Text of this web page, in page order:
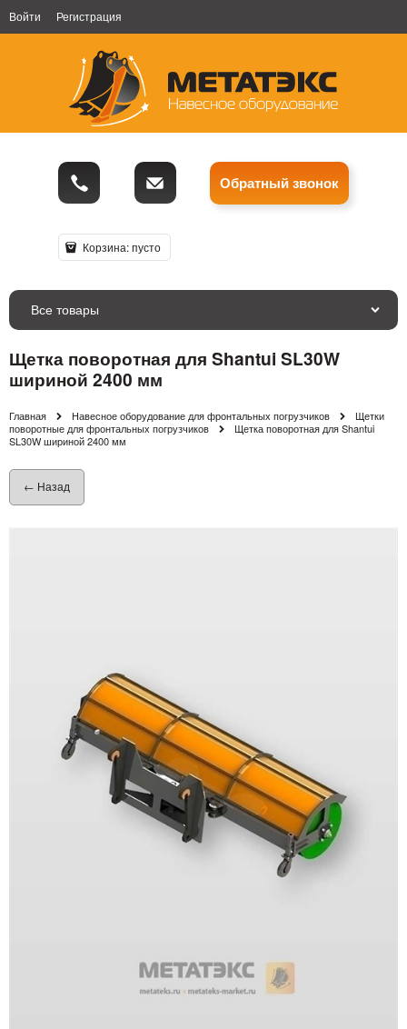
Войти Регистрация
Обратный звонок
Корзина:пусто
Все товары
Щетка поворотная для Shantui SL30W
шириной 2400 мм
Главная Навесное оборудование для фронтальных погрузчиков
Щетки
поворотные для фронтальных погрузчиков
Щетка поворотная для Shantui
SL30W шириной 2400 мм
← Назад